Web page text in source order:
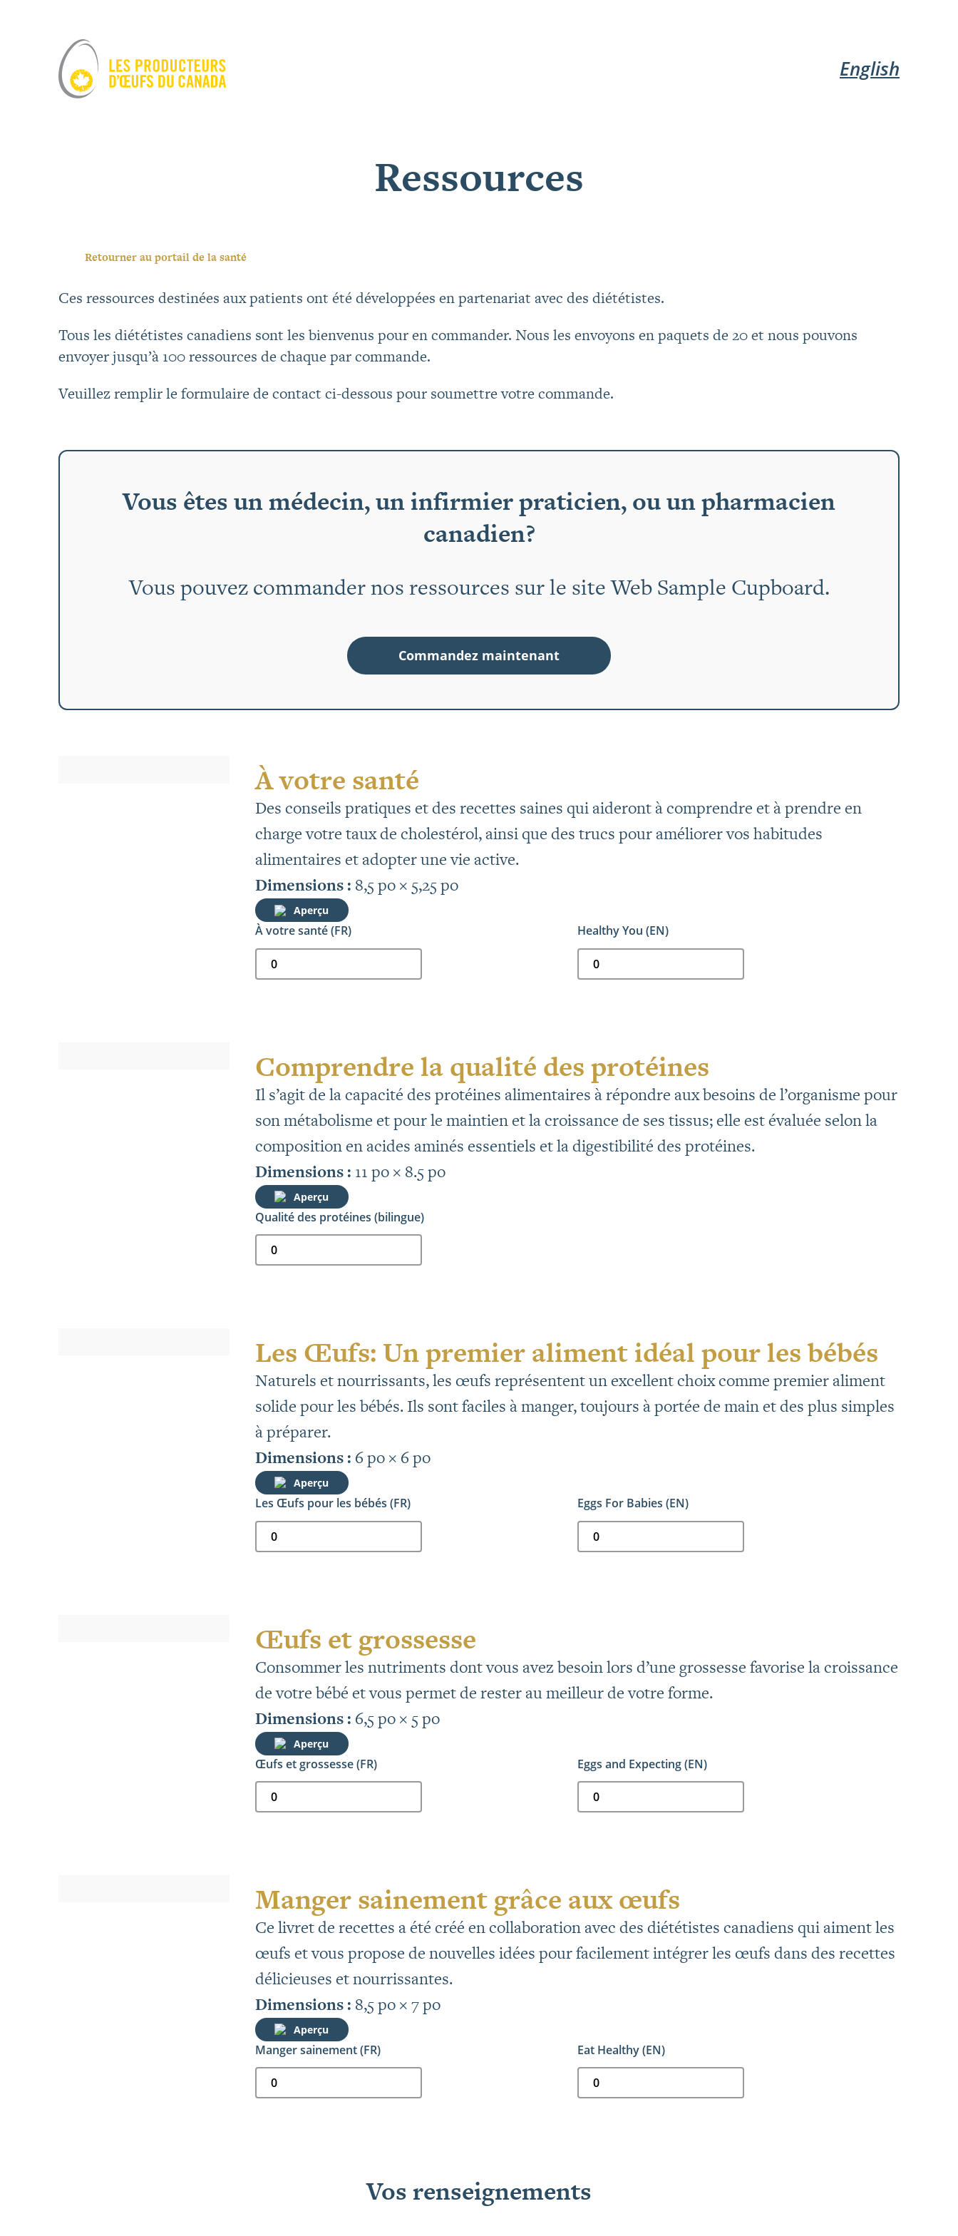
English
Ressources
Retourner au portail de la santé
Ces ressources destinées aux patients ont été développées en partenariat avec des diététistes.
Tous les diététistes canadiens sont les bienvenus pour en commander. Nous les envoyons en paquets de 20 et nous pouvons
envoyer jusqu’à 100 ressources de chaque par commande.
Veuillez remplir le formulaire de contact ci-dessous pour soumettre votre commande.
Vous êtes un médecin, un infirmier praticien, ou un pharmacien
canadien?
Vous pouvez commander nos ressources sur le site Web Sample Cupboard.
Commandez maintenant
À votre santé
Des conseils pratiques et des recettes saines qui aideront à comprendre et à prendre en
charge votre taux de cholestérol, ainsi que des trucs pour améliorer vos habitudes
alimentaires et adopter une vie active.
Dimensions : 8,5 po × 5,25 po
Aperçu
À votre santé (FR) Healthy You (EN)
Comprendre la qualité des protéines
Il s’agit de la capacité des protéines alimentaires à répondre aux besoins de l’organisme pour
son métabolisme et pour le maintien et la croissance de ses tissus; elle est évaluée selon la
composition en acides aminés essentiels et la digestibilité des protéines.
Dimensions : 11 po × 8.5 po
Aperçu
Qualité des protéines (bilingue)
Les Œufs: Un premier aliment idéal pour les bébés
Naturels et nourrissants, les œufs représentent un excellent choix comme premier aliment
solide pour les bébés. Ils sont faciles à manger, toujours à portée de main et des plus simples
à préparer.
Dimensions : 6 po × 6 po
Aperçu
Les Œufs pour les bébés (FR) Eggs For Babies (EN)
Œufs et grossesse
Consommer les nutriments dont vous avez besoin lors d’une grossesse favorise la croissance
de votre bébé et vous permet de rester au meilleur de votre forme.
Dimensions : 6,5 po × 5 po
Aperçu
Œufs et grossesse (FR) Eggs and Expecting (EN)
Manger sainement grâce aux œufs
Ce livret de recettes a été créé en collaboration avec des diététistes canadiens qui aiment les
œufs et vous propose de nouvelles idées pour facilement intégrer les œufs dans des recettes
délicieuses et nourrissantes.
Dimensions : 8,5 po × 7 po
Aperçu
Manger sainement (FR) Eat Healthy (EN)
Vos renseignements